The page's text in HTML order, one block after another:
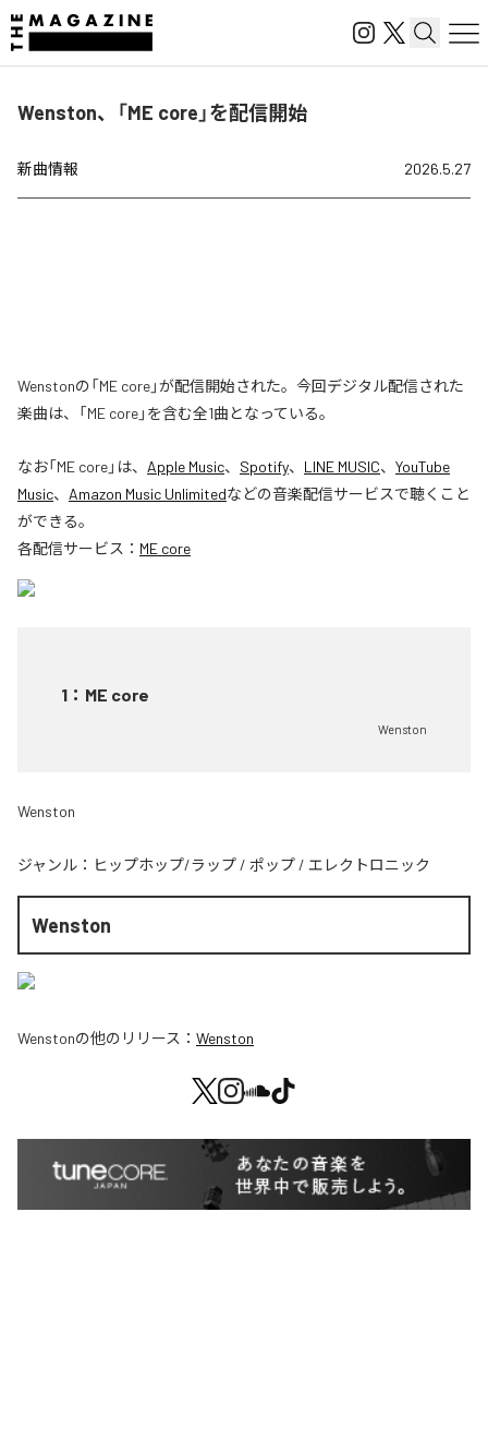
Wenston、「ME core」を配信開始
新曲情報 2026.5.27
Wenstonの「ME core」が配信開始された。今回デジタル配信された
楽曲は、「ME core」を含む全1曲となっている。
なお「ME core」は、 Apple Music、 Spotify、 LINE MUSIC、 YouTube
Music、 Amazon Music Unlimitedなどの音楽配信サービスで聴くこと
ができる。
各配信サービス： ME core
1 ： ME core
Wenston
Wenston
ジャンル： ヒップホップ/ラップ / ポップ / エレクトロニック
Wenston
Wenstonの他のリリース： Wenston